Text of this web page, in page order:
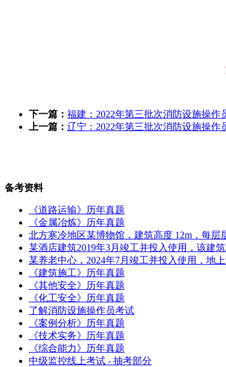
下一篇： 福建：2022年第三批次消防设施操作
上一篇： 辽宁：2022年第三批次消防设施操作
备考资料
《道路运输》历年真题
《金属冶炼》历年真题
北方寒冷地区某博物馆，建筑高度 12m，每层
某酒店建筑2019年3月竣工并投入使用，该建
某养老中心，2024年7月竣工并投入使用，地
《建筑施工》历年真题
《其他安全》历年真题
《化工安全》历年真题
了解消防设施操作员考试
《案例分析》历年真题
《技术实务》历年真题
《综合能力》历年真题
中级监控线上考试 - 抽考部分